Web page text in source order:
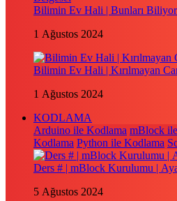
Bilimin Ev Hali | Bunları
1 Ağustos 2024
Bilimin Ev Hali | Kırılmayan
1 Ağustos 2024
KODLAMA
Arduino ile Kodlama mBlock
Kodlama Python ile Kodlama
Ders # | mBlock Kurulumu |
5 Ağustos 2024